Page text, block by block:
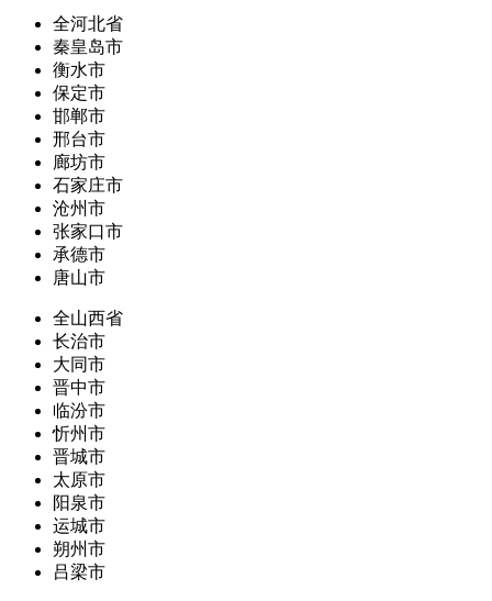
全河北省
秦皇岛市
衡水市
保定市
邯郸市
邢台市
廊坊市
石家庄市
沧州市
张家口市
承德市
唐山市
全山西省
长治市
大同市
晋中市
临汾市
忻州市
晋城市
太原市
阳泉市
运城市
朔州市
吕梁市